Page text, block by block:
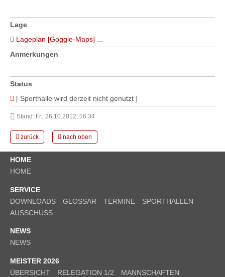
Lage
Lageplan [Goggle-Maps] ...
Anmerkungen
Status
[ Sporthalle wird derzeit nicht genutzt ]
Stand: Fr., 26.10.2012, 16:34
zurück nach oben
HOME
HOME
SERVICE
DOWNLOADS
GLOSSAR TERMINE
SPORTHALLEN
AUSSCHUSS
NEWS
NEWS
MEISTER 2026
ÜBERSICHT
RELEGATION 1/2 MANNSCHAFTEN